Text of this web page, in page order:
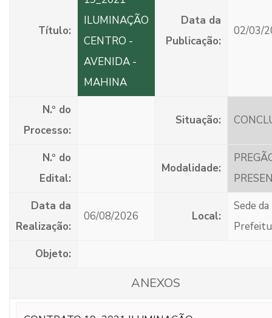
Título:
ILUMINAÇÃO
CENTRO -
AVENIDA -
MAHINA
Data da
Publicação:
02/03/
N.º do
Processo:
Situação:
N.º do
Edital:
Modalidade:
Data da
Realização:
06/08/2026 Local:
Sede da
Objeto:
ANEXOS